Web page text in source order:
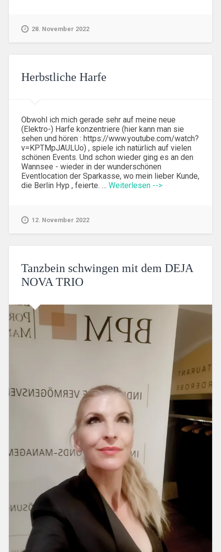
28. November 2022
Herbstliche Harfe
Obwohl ich mich gerade sehr auf meine neue
(Elektro-) Harfe konzentriere (hier kann man sie
sehen und hören : https://www.youtube.com/watch?
v=KPTMpJAULUo) , spiele ich natürlich auf vielen
schönen Events. Und schon wieder ging es an den
Wannsee - wieder in der wunderschönen
Eventlocation der Sparkasse, wo mein lieber Kunde,
die Berlin Hyp , feierte. … Weiterlesen -->
12. November 2022
Tanzbein schwingen mit dem DEJA
NOVA TRIO